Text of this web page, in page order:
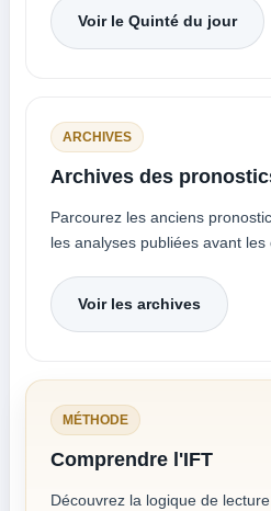
Voir le Quinté du jour
ARCHIVES
Archives des
Parcourez les anciens
les analyses publiées avant les
Voir les archives
MÉTHODE
Comprendre l'IFT
Découvrez la logique de